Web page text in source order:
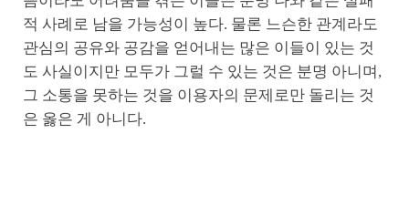
적 사례로 남을 가능성이 높다. 물론 느슨한 관계라도
관심의 공유와 공감을 얻어내는 많은 이들이 있는 것
도 사실이지만 모두가 그럴 수 있는 것은 분명 아니며,
그 소통을 못하는 것을 이용자의 문제로만 돌리는 것
은 옳은 게 아니다.